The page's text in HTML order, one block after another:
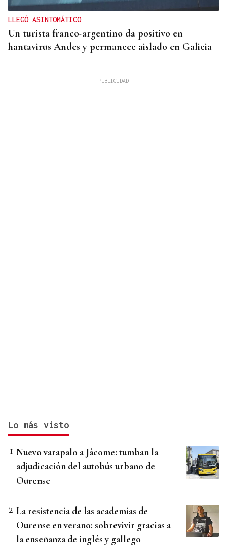
LLEGÓ ASINTOMÁTICO
Un turista franco-argentino da positivo en
hantavirus Andes y permanece aislado en Galicia
Lo más visto
Nuevo varapalo a Jácome: tumban la
adjudicación del autobús urbano de
Ourense
La resistencia de las academias de
Ourense en verano: sobrevivir gracias a
la enseñanza de inglés y gallego